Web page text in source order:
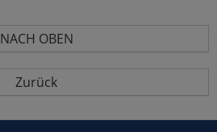
NACH OBEN
Zurück